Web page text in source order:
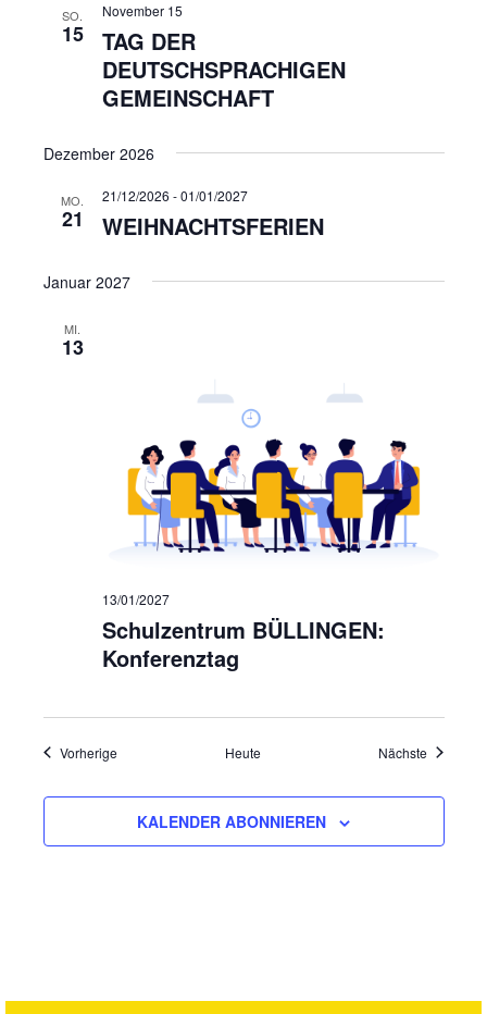
SO.
15
November 15
TAG DER
DEUTSCHSPRACHIGEN
GEMEINSCHAFT
Dezember 2026
MO.
21
21/12/2026 -01/01/2027
WEIHNACHTSFERIEN
Januar 2027
MI.
13
13/01/2027
Schulzentrum BÜLLINGEN:
Konferenztag
VorherigeVeranstaltungen Heute Nächste
KALENDER ABONNIEREN